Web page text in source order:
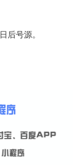
日后号源。